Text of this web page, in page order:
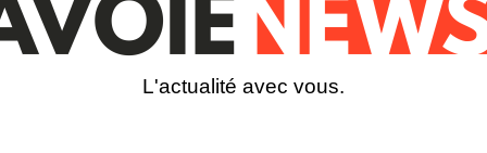
L'actualité avec vous.